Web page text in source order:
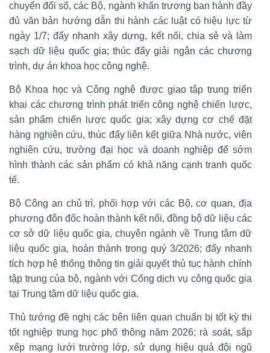
chuyển đổi số, các Bộ, ngành khẩn trương ban hành đầy
đủ văn bản hướng dẫn thi hành các luật có hiệu lực từ
ngày 1/7; đẩy nhanh xây dựng, kết nối, chia sẻ và làm
sạch dữ liệu quốc gia; thúc đẩy giải ngân các chương
trình, dự án khoa học công nghệ.
Bộ Khoa học và Công nghệ được giao tập trung triển
khai các chương trình phát triển công nghệ chiến lược,
sản phẩm chiến lược quốc gia; xây dựng cơ chế đặt
hàng nghiên cứu, thúc đẩy liên kết giữa Nhà nước, viện
nghiên cứu, trường đại học và doanh nghiệp để sớm
hình thành các sản phẩm có khả năng cạnh tranh quốc
tế.
Bộ Công an chủ trì, phối hợp với các Bộ, cơ quan, địa
phương đôn đốc hoàn thành kết nối, đồng bộ dữ liệu các
cơ sở dữ liệu quốc gia, chuyên ngành về Trung tâm dữ
liệu quốc gia, hoàn thành trong quý 3/2026; đẩy nhanh
tích hợp hệ thống thông tin giải quyết thủ tục hành chính
tập trung của bộ, ngành với Cổng dịch vụ công quốc gia
tại Trung tâm dữ liệu quốc gia.
Thủ tướng đề nghị các bên liên quan chuẩn bị tốt kỳ thi
tốt nghiệp trung học phổ thông năm 2026; rà soát, sắp
xếp mạng lưới trường lớp, sử dụng hiệu quả đội ngũ